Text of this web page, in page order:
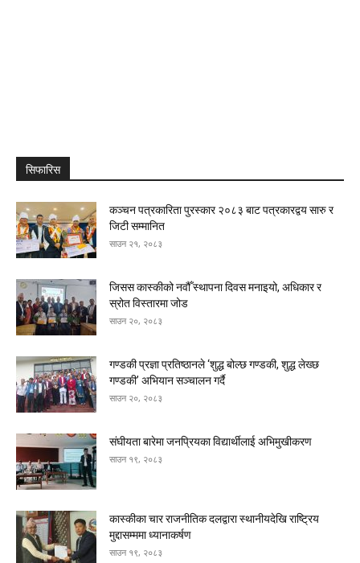
सिफारिस
कञ्चन पत्रकारिता पुरस्कार २०८३ बाट पत्रकारद्वय सारु र
जिटी सम्मानित
साउन २१, २०८३
जिसस कास्कीको नवौँ स्थापना दिवस मनाइयो, अधिकार र
स्रोत विस्तारमा जोड
साउन २०, २०८३
गण्डकी प्रज्ञा प्रतिष्ठानले ‘शुद्ध बोल्छ गण्डकी, शुद्ध लेख्छ
गण्डकी’ अभियान सञ्चालन गर्दै
साउन २०, २०८३
संघीयता बारेमा जनप्रियका विद्यार्थीलाई अभिमुखीकरण
साउन १९, २०८३
कास्कीका चार राजनीतिक दलद्वारा स्थानीयदेखि राष्ट्रिय
मुद्दासम्ममा ध्यानाकर्षण
साउन १९, २०८३